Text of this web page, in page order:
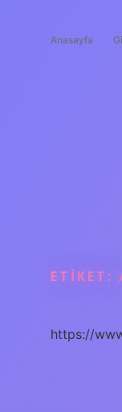
Anasayfa
ETIKET:
https://